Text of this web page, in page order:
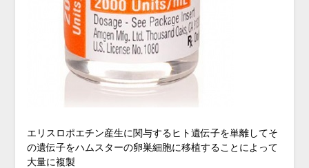
エリスロポエチン産生に関与するヒト遺伝子を単離してそ
の遺伝子をハムスターの卵巣細胞に移植することによって
大量に複製